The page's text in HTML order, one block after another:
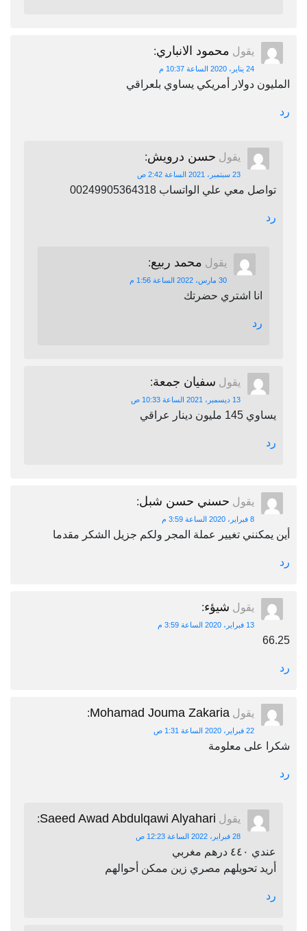
يقول محمود الانباري:
24 يناير، 2020 الساعة 10:37 م
المليون دولار أمريكي يساوي بلعراقي
رد
يقول حسن درويش:
23 سبتمبر، 2021 الساعة 2:42 ص
تواصل معي علي الواتساب 00249905364318
رد
يقول محمد ربيع:
30 مارس، 2022 الساعة 1:56 م
انا اشتري حضرتك
رد
يقول سفيان جمعة:
13 ديسمبر، 2021 الساعة 10:33 ص
يساوي 145 مليون دينار عراقي
رد
يقول حسني حسن شبل:
8 فبراير، 2020 الساعة 3:59 م
أين يمكنني تغيير عملة المجر ولكم جزيل الشكر مقدما
رد
يقول شيؤء:
13 فبراير، 2020 الساعة 3:59 م
66.25
رد
يقول Mohamad Jouma Zakaria
:
22 فبراير، 2020 الساعة 1:31 ص
شكرا على معلومة
رد
يقول Saeed Awad Abdulqawi Alyahari
:
28 فبراير، 2022 الساعة 12:23 ص
عندي ٤٤٠ درهم مغربي
أريد تحويلهم مصري زين ممكن أحوالهم
رد